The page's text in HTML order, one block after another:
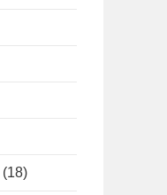
(18)